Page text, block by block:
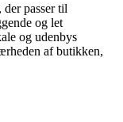
passer til
og let
og udenbys
af butikken,